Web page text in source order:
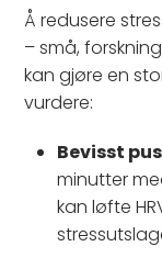
Å redusere
– små,
kan gjøre en
vurdere:
Bevisst
minutter
kan løfte